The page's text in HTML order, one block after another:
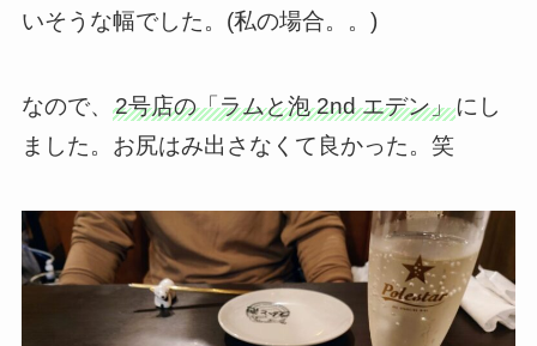
いそうな幅でした。(私の場合。。)
なので、 2号店の「ラムと泡 2nd エデン」にし
ました。お尻はみ出さなくて良かった。笑